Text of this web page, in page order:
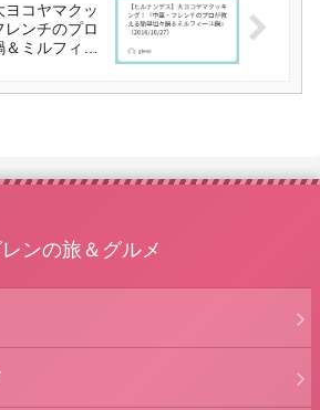
ヨコヤマクッ
ンチのプロ
ミルフィー
レンの旅＆グルメ